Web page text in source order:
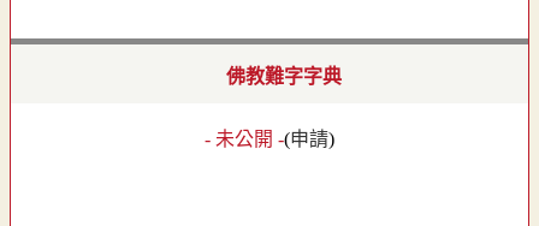
佛教難字字典
- 未公開 -(申請)